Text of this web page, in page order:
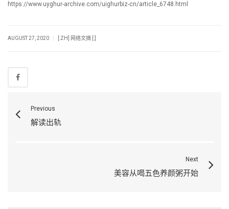
https://www.uyghur-archive.com/uighurbiz-cn/article_6748.html
AUGUST 27, 2020 [:ZH] 网络文摘 [:]
Previous
解读出轨
Next
美容从喝五色养颜粥开始